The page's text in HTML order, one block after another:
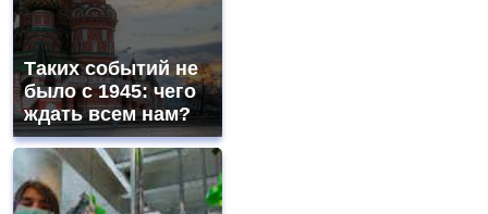
Таких событий не
было с 1945: чего
ждать всем нам?